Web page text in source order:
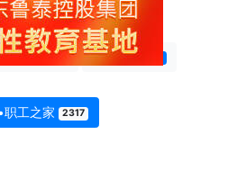
238
建设 1284 图说鹿洼
职工之家 2317